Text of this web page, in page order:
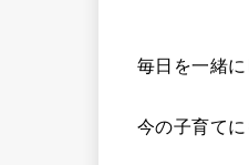
毎日を一緒
今の子育てに